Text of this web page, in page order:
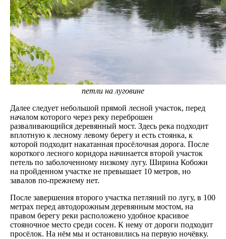
петли на луговине
Далее следует небольшой прямой лесной участок, перед
началом которого через реку переброшен
разваливающийся деревянный мост. Здесь река подходит
вплотную к лесному левому берегу и есть стоянка, к
которой подходит накатанная просёлочная дорога. После
короткого лесного коридора начинается второй участок
петель по заболоченному низкому лугу. Ширина Кобожи
на пройденном участке не превышает 10 метров, но
завалов по-прежнему нет.
После завершения второго участка петляний по лугу, в 100
метрах перед автодорожным деревянным мостом, на
правом берегу реки расположено удобное красивое
стояночное место среди сосен. К нему от дороги подходит
просёлок. На нём мы и остановились на первую ночёвку.